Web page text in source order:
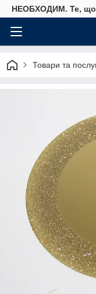
НЕОБХОДИМ. Те, що
Товари та